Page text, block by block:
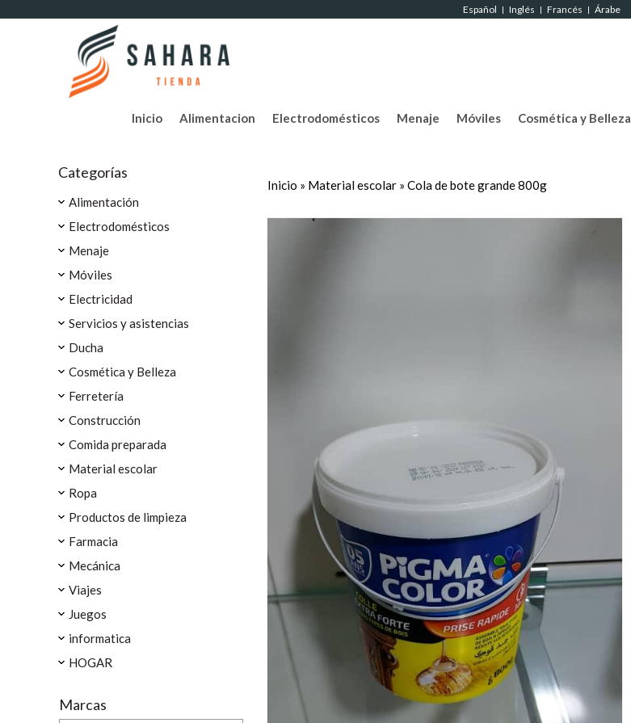
Español | Inglés | Francés | Árabe
Inicio Alimentacion Electrodomésticos Menaje Móviles Cosmética y Belleza
Categorías
Alimentación
Electrodomésticos
Menaje
Móviles
Electricidad
Servicios y asistencias
Ducha
Cosmética y Belleza
Ferretería
Construcción
Comida preparada
Material escolar
Ropa
Productos de limpieza
Farmacia
Mecánica
Viajes
Juegos
informatica
HOGAR
Marcas
Inicio » Material escolar » Cola de bote grande 800g